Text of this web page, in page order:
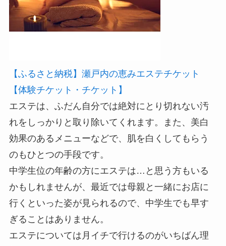
【ふるさと納税】瀬戸内の恵みエステチケット
【体験チケット・チケット】
エステは、ふだん自分では絶対にとり切れない汚
れをしっかりと取り除いてくれます。また、美白
効果のあるメニューなどで、肌を白くしてもらう
のもひとつの手段です。
中学生位の年齢の方にエステは…と思う方もいる
かもしれませんが、最近では母親と一緒にお店に
行くといった姿が見られるので、中学生でも早す
ぎることはありません。
エステについては月イチで行けるのがいちばん理